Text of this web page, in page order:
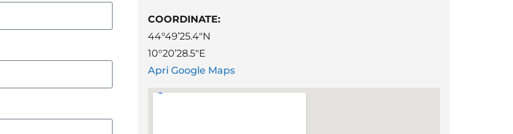
COORDINATE:
44°49’25.4″N
10°20’28.5″E
Apri Google Maps